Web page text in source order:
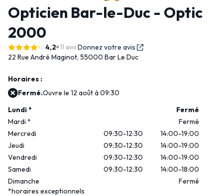
Opticien Bar-le-Duc - Optic
2000
4,2 11 avis Donnez votre avis
22 Rue André Maginot, 55000 Bar Le Duc
Horaires :
Fermé.Ouvre le 12 août à 09:30
Lundi*
Fermé
Mardi *
Fermé
Mercredi
09:30-12:30
14:00-19:00
Jeudi
09:30-12:30
14:00-19:00
Vendredi
09:30-12:30
14:00-19:00
Samedi
09:30-12:30
14:00-18:00
Dimanche
Fermé
*horaires exceptionnels